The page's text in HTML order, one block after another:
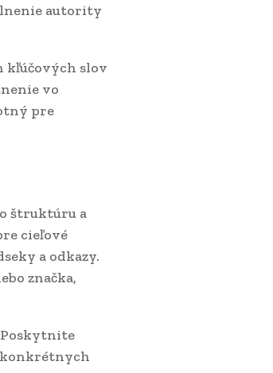
autority
kľúčových slov
vo
pre
štruktúru a
cieľové
a odkazy.
značka,
Poskytnite
konkrétnych